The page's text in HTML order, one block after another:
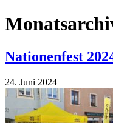
Nationenfest
24. Juni 2024